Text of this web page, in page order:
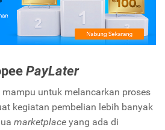
PayLater
untuk melancarkan proses
kegiatan pembelian lebih banyak
marketplace yang ada di